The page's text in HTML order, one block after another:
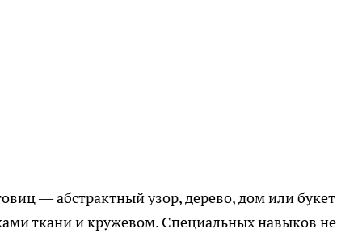
— абстрактный узор, дерево, дом или букет
ткани и кружевом. Специальных навыков не